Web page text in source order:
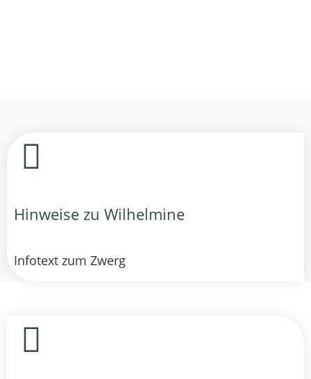
Hinweise zu Wilhelmine
Infotext zum Zwerg